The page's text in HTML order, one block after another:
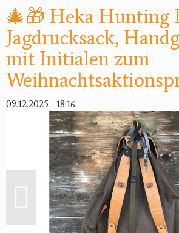
Jagdangebote
Jagdreviere
Bücher, Videos
Antikes
Geschenke
Reviereinrichtungen
🎄🎁 Heka Hunting
Jagdrucksack,
mit Initialen zum
09.12.2025 - 18:16